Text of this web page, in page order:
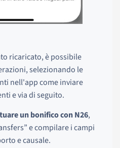
ricaricato, è possibile
selezionando le
nell'app come inviare
e via di seguito.
un bonifico con N26,
e compilare i campi
e causale.